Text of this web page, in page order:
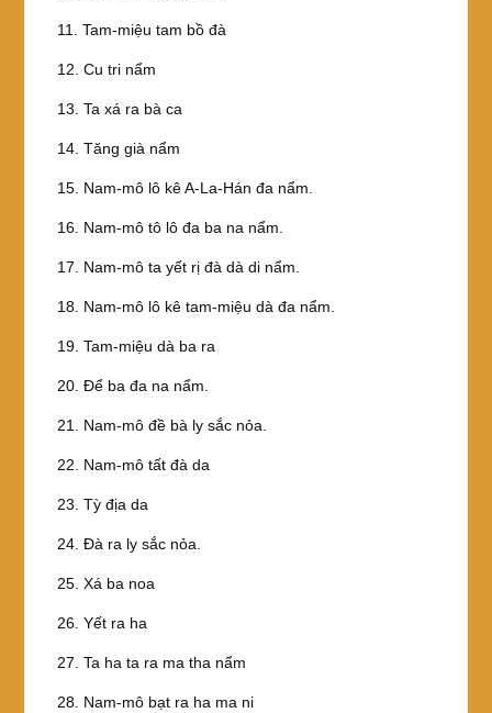
11. Tam-miệu tam bồ đà
12. Cu tri nẩm
13. Ta xá ra bà ca
14. Tăng già nẩm
15. Nam-mô lô kê A-La-Hán đa nẩm.
16. Nam-mô tô lô đa ba na nẩm.
17. Nam-mô ta yết rị đà dà di nẩm.
18. Nam-mô lô kê tam-miệu dà đa nẩm.
19. Tam-miệu dà ba ra
20. Ðể ba đa na nẩm.
21. Nam-mô đề bà ly sắc nỏa.
22. Nam-mô tất đà da
23. Tỳ địa da
24. Ðà ra ly sắc nỏa.
25. Xá ba noa
26. Yết ra ha
27. Ta ha ta ra ma tha nẩm
28. Nam-mô bạt ra ha ma ni